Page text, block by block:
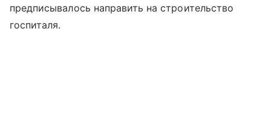
предписывалось направить на строительство
госпиталя.